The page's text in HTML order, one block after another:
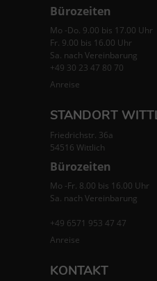
Bürozeiten
Mo -Do. 9.00 bis 17.00 Uhr
Fr. 9.00 bis 16.00 Uhr
Sa. nach Vereinbarung
+49 30 23 47 80 70
Anreise
STANDORT
Friedrichstr. 36a
54516 Wittlich
Bürozeiten
Mo -Fr. 8.00 bis 16.00 Uhr
Sa. nach Vereinbarung
+49 6571 953 47 47
Anreise
KONTAKT